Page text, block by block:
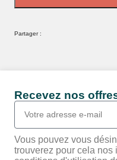
Partager :
Recevez nos
Vous pouvez vous
trouverez pour cela nos